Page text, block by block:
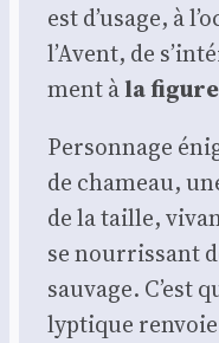
est d’usage, à
l’Avent, de
ment àla
Per­son­nage
de cha­meau,
de la taille,
se nour­ris­sant
sau­vage. C’est
lyp­tique